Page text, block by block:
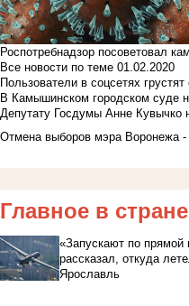
Роспотребнадзор посоветовал
Все новости по теме 01.02.2020
Пользователи в соцсетях
В Камышинском городском суде
Депутату Госдумы Анне Кувычко
Отмена выборов мэра Воронежа -
Главное в стране
«Запускают по прямой
рассказал, откуда
Ярославль